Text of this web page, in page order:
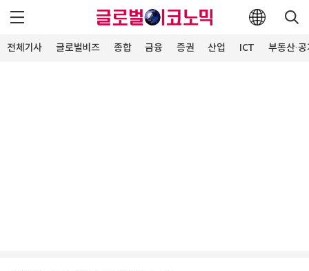
전체기사 글로벌비즈 종합 금융 증권 산업 ICT 부동산·